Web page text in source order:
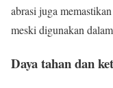
abrasi juga
meski digunakan
Daya tahan dan